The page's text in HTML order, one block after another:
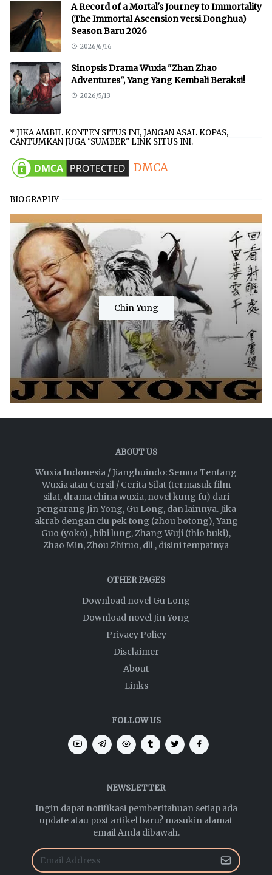
A Record of a Mortal's Journey to Immortality
(The Immortal Ascension versi Donghua)
Season Baru 2026
2026/6/16
Sinopsis Drama Wuxia "Zhan Zhao
Adventures", Yang Yang Kembali Beraksi!
2026/5/13
* JIKA AMBIL KONTEN SITUS INI, JANGAN ASAL KOPAS,
CANTUMKAN JUGA "SUMBER" LINK SITUS INI.
DMCA
BIOGRAPHY
Chin Yung
ABOUT US
Wuxia Indonesia / Jianghuindo: Semua Tentang
Wuxia atau Cersil / Cerita Silat (termasuk film
silat, drama china wuxia, novel kung fu) dari
pengarang Jin Yong, Gu Long, dan lainnya. Jika
akrab dengan ciu pek tong (zhou botong), Yang
Guo (yoko) , bibi lung, Zhang Wuji (thio buki),
Zhao Min, Zhou Zhiruo, dll , disini tempatnya
OTHER PAGES
Download novel Gu Long
Download novel Jin Yong
Privacy Policy
Disclaimer
About
Links
FOLLOW US
NEWSLETTER
Ingin dapat notifikasi pemberitahuan setiap ada
update atau post artikel baru? masukin alamat
email Anda dibawah.